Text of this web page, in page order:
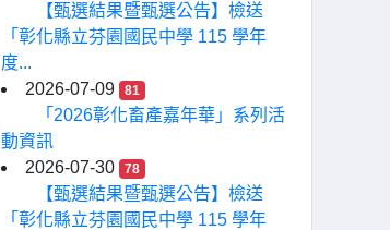
【甄選結果暨甄選公告】檢送
「彰化縣立芬園國民中學 115 學年
度...
2026-07-09
81
「2026彰化畜產嘉年華」系列活
動資訊
2026-07-30
78
【甄選結果暨甄選公告】檢送
「彰化縣立芬園國民中學 115 學年